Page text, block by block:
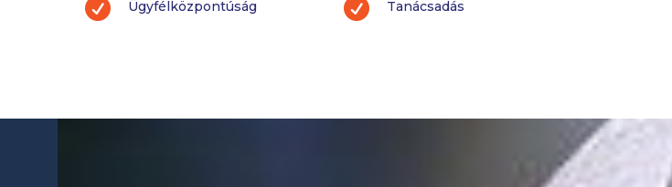
 Ügyfélközpontúság  Tanácsadás